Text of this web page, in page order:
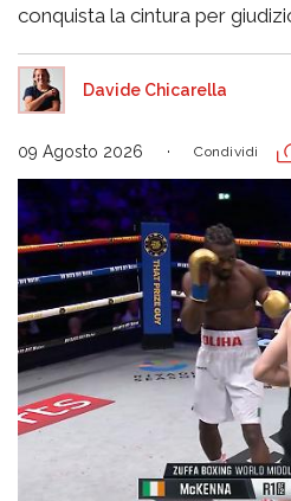
conquista la cintura per
Davide Chicarella
09 Agosto 2026 Condividi